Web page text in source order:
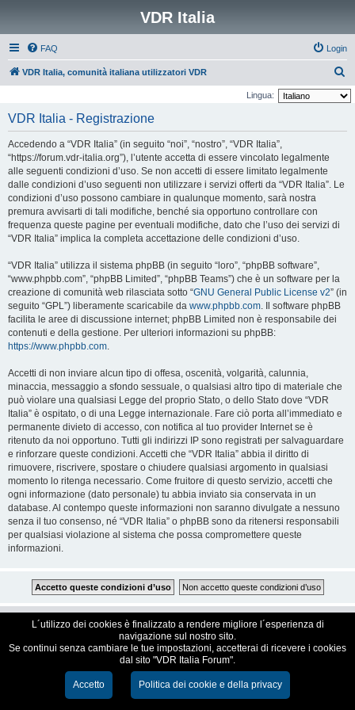
VDR Italia
FAQ Login
VDR Italia, comunità italiana utilizzatori VDR
e
Lingua:
VDR Italia - Registrazione
Accedendo a “VDR Italia” (in seguito “noi”, “nostro”, “VDR Italia”,
“https://forum.vdr-italia.org”), l’utente accetta di essere vincolato legalmente
alle seguenti condizioni d’uso. Se non accetti di essere limitato legalmente
dalle condizioni d’uso seguenti non utilizzare i servizi offerti da “VDR Italia”. Le
condizioni d’uso possono cambiare in qualunque momento, sarà nostra
premura avvisarti di tali modifiche, benché sia opportuno controllare con
frequenza queste pagine per eventuali modifiche, dato che l’uso dei servizi di
“VDR Italia” implica la completa accettazione delle condizioni d’uso.
“VDR Italia” utilizza il sistema phpBB (in seguito “loro”, “phpBB software”,
“www.phpbb.com”, “phpBB Limited”, “phpBB Teams”) che è un software per la
creazione di comunità web rilasciata sotto “GNU General Public License v2” (in
seguito “GPL”) liberamente scaricabile da www.phpbb.com. Il software phpBB
facilita le aree di discussione internet; phpBB Limited non è responsabile dei
contenuti e della gestione. Per ulteriori informazioni su phpBB:
https://www.phpbb.com.
Accetti di non inviare alcun tipo di offesa, oscenità, volgarità, calunnia,
minaccia, messaggio a sfondo sessuale, o qualsiasi altro tipo di materiale che
può violare una qualsiasi Legge del proprio Stato, o dello Stato dove “VDR
Italia” è ospitato, o di una Legge internazionale. Fare ciò porta all’immediato e
permanente divieto di accesso, con notifica al tuo provider Internet se è
ritenuto da noi opportuno. Tutti gli indirizzi IP sono registrati per salvaguardare
e rinforzare queste condizioni. Accetti che “VDR Italia” abbia il diritto di
rimuovere, riscrivere, spostare o chiudere qualsiasi argomento in qualsiasi
momento lo ritenga necessario. Come fruitore di questo servizio, accetti che
ogni informazione (dato personale) tu abbia inviato sia conservata in un
database. Al contempo queste informazioni non saranno divulgate a nessuno
senza il tuo consenso, né “VDR Italia” o phpBB sono da ritenersi responsabili
per qualsiasi violazione al sistema che possa compromettere queste
informazioni.
VDR Italia, comunità italiana utilizzatori VDR
Creato daphpBB® Forum Software © phpBB Limited
Traduzione ItalianaphpBB-Italia.it
L´utilizzo dei cookies è finalizzato a rendere migliore l´esperienza di
navigazione sul nostro sito.
Se continui senza cambiare le tue impostazioni, accetterai di ricevere i cookies
dal sito "VDR Italia Forum".
Accetto Politica dei cookie e della privacy